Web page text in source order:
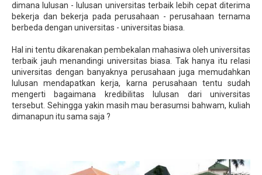
dimana lulusan - lulusan universitas terbaik lebih cepat diterima
bekerja dan bekerja pada perusahaan - perusahaan ternama
berbeda dengan universitas - universitas biasa.
Hal ini tentu dikarenakan pembekalan mahasiwa oleh universitas
terbaik jauh menandingi universitas biasa. Tak hanya itu relasi
universitas dengan banyaknya perusahaan juga memudahkan
lulusan mendapatkan kerja, karna perusahaan tentu sudah
mengerti bagaimana kredibilitas lulusan dari universitas
tersebut. Sehingga yakin masih mau berasumsi bahwam, kuliah
dimanapun itu sama saja ?